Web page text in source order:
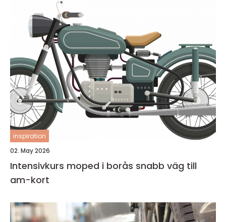
inspiration
02. May 2026
Intensivkurs moped i borås snabb väg till
am-kort